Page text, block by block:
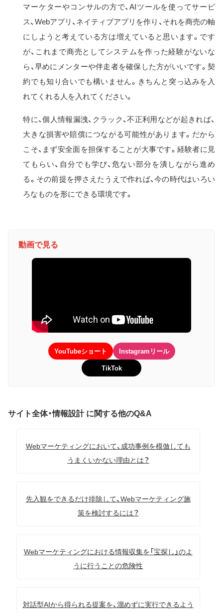
マーケターやコンサルの方で、AIツールを使ってサービ
ス、Webアプリ、ネイティブアプリを作り、それを商売の軸
にしようと考えている方は増えていると思います。です
が、これまで商売としてシステムを作った経験がないな
ら、早めにメンターや伴走者を確保した方がいいです。契
約でも知り合いでも構いません。きちんと突っ込みを入
れてくれる人を入れてください。
特に、個人情報漏洩、クラック、不正利用などが起きれば、
大きな損害や賠償につながる可能性があります。だから
こそ、まず安全面を担保することが大事です。経験者に見
てもらい、自分でも学び、危ない部分を潰しながら進め
る。その前提を押さえたうえで作れば、今の時代はいろい
ろなものを形にできる環境です。
動画で見る
YouTubeショート Instagramリール
TikTok
サイト全体・情報設計 に関する他のQ&A
Webマーケティングにおいて、成功事例を模倣しても
うまくいかない理由とは？
先入観をできるだけ排除して、Webマーケティング施
策を検討するには？
Webマーケティングにおける情報収集を「宝探し」のよ
うに行うことの危険性
対話型AIから得られる提案を、溜めずに実行できるよう